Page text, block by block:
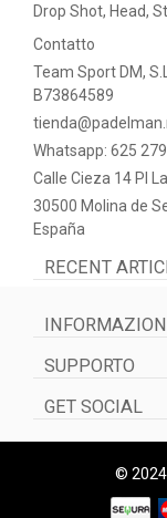
Drop Shot, Head,
Contatto
Team Sport DM, S.L
B73864589
Whatsapp: 625
Calle Cieza 14 PI
30500 Molina de
España
RECENT
SUPPORTO
GET SOCIAL
©